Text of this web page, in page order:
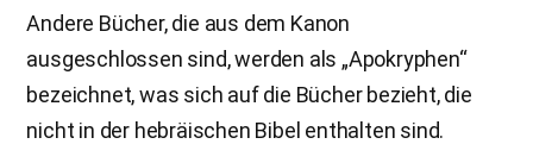
Andere Bücher, die aus dem Kanon
ausgeschlossen sind, werden als „Apokryphen“
bezeichnet, was sich auf die Bücher bezieht, die
nicht in der hebräischen Bibel enthalten sind.